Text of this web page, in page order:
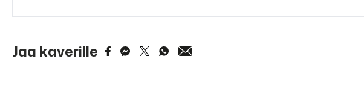
Jaa kaverille